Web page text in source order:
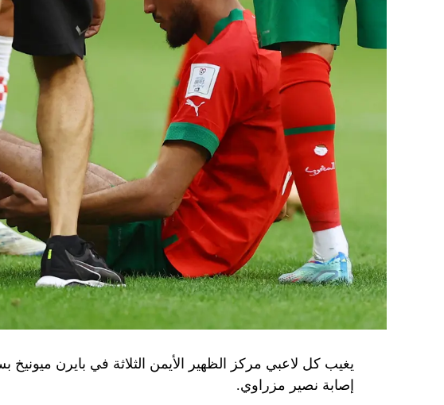
يغيب كل لاعبي مركز الظهير الأيمن الثلاثة في بايرن ميونيخ
إصابة نصير مزراوي.